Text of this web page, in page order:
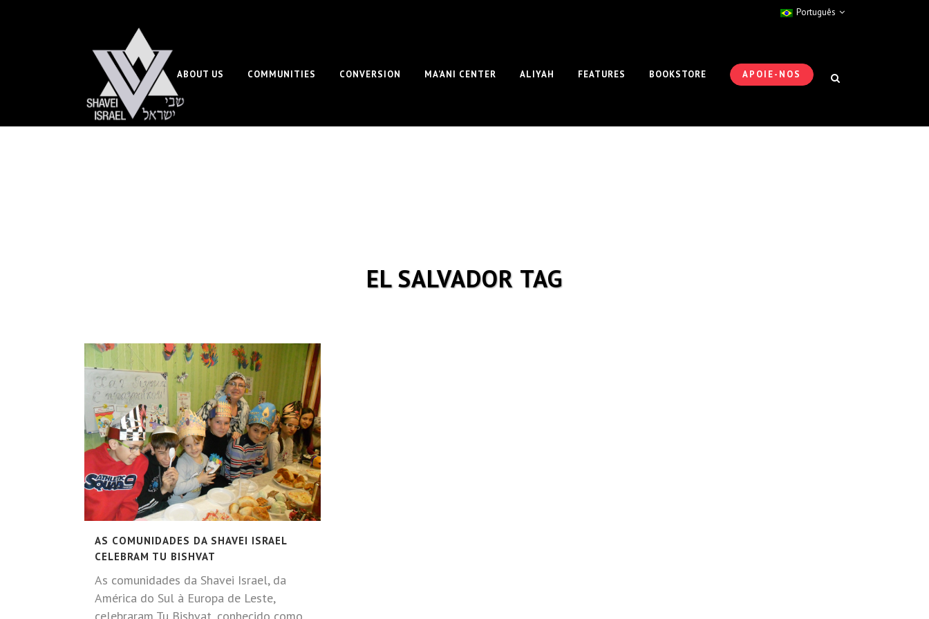
Português
APOIE-NOS
ABOUT US COMMUNITIES CONVERSION MA’ANI CENTER ALIYAH FEATURES BOOKSTORE
EL SALVADOR TAG
AS COMUNIDADES DA SHAVEI ISRAEL
CELEBRAM TU BISHVAT
As comunidades da Shavei Israel, da
América do Sul à Europa de Leste,
celebraram Tu Bishvat, conhecido como